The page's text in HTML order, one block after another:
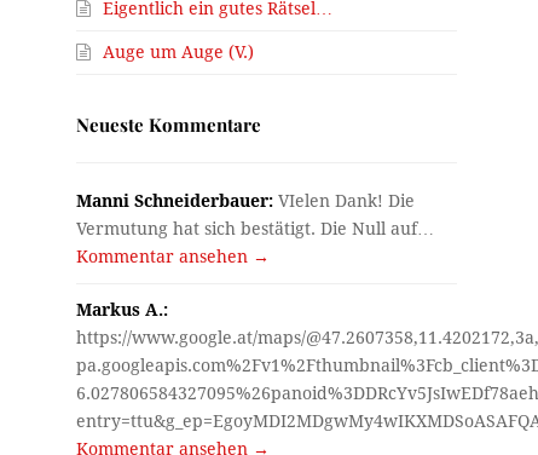
Eigentlich ein gutes Rätsel…
Auge um Auge (V.)
Neueste Kommentare
Manni Schneiderbauer: VIelen Dank! Die
Vermutung hat sich bestätigt. Die Null auf…
Kommentar ansehen →
Markus A.:
https://www.google.at/maps/
Kommentar ansehen →